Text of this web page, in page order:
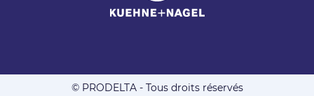
© PRODELTA - Tous droits réservés